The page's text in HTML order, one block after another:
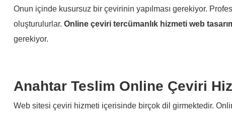
Onun içinde kusursuz bir çevirinin yapılması gerekiyor.
oluşturulurlar. Online çeviri tercümanlık hizmeti web
gerekiyor.
Anahtar Teslim Online Çeviri
Web sitesi çeviri hizmeti içerisinde birçok dil girmektedir.